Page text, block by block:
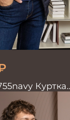
Куртка